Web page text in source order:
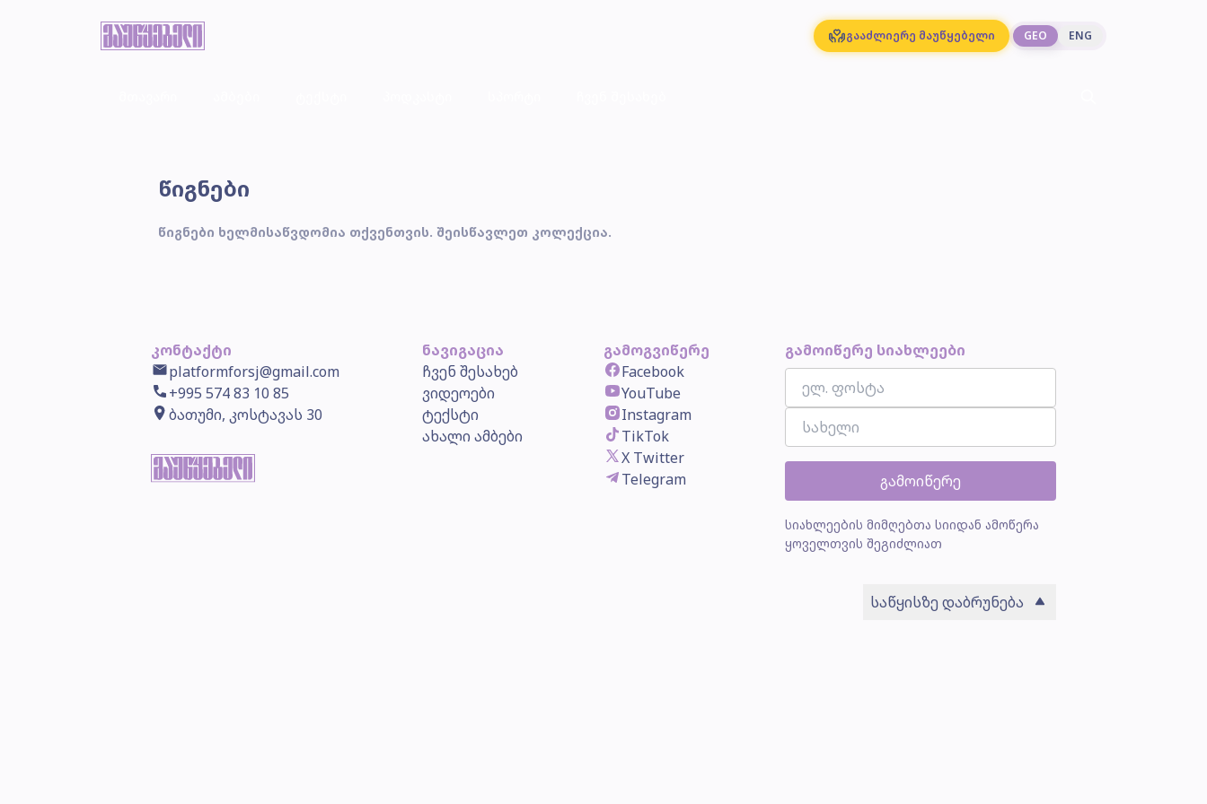
გააძლიერე მაუწყებელი GEO ENG
წიგნები
წიგნები ხელმისაწვდომია თქვენთვის. შეისწავლეთ კოლექცია.
კონტაქტი
platformforsj@gmail.com
+995 574 83 10 85
ბათუმი, კოსტავას 30
ნავიგაცია
ჩვენ შესახებ
ვიდეოები
ტექსტი
ახალი ამბები
გამოგვიწერე
Facebook
YouTube
Instagram
TikTok
X Twitter
Telegram
გამოიწერე სიახლეები
გამოიწერე
სიახლეების მიმღებთა სიიდან ამოწერა
ყოველთვის შეგიძლიათ
საწყისზე დაბრუნება